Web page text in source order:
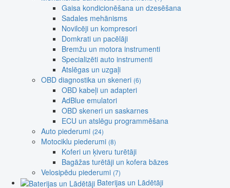
Gaisa kondicionēšana un dzesēšana
Sadales mehānisms
Novilcēji un kompresori
Domkrati un pacēlāji
Bremžu un motora instrumenti
Specializēti auto instrumenti
Atslēgas un uzgaļi
OBD diagnostika un skeneri (6)
OBD kabeļi un adapteri
AdBlue emulatori
OBD skeneri un saskarnes
ECU un atslēgu programmēšana
Auto piederumi (24)
Motociklu piederumi (8)
Koferi un ķiveru turētāji
Bagāžas turētāji un kofera bāzes
Velosipēdu piederumi (7)
Baterijas un Lādētāji